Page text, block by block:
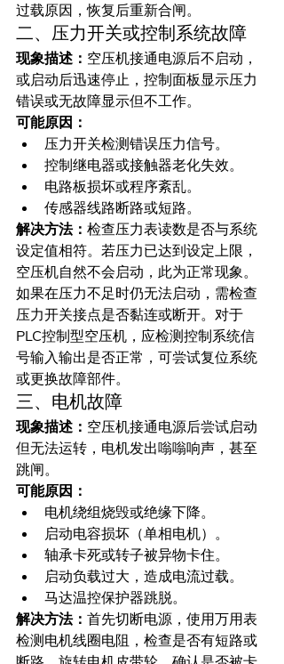
过载原因，恢复后重新合闸。
二、压力开关或控制系统故障
现象描述： 空压机接通电源后不启动，
或启动后迅速停止，控制面板显示压力
错误或无故障显示但不工作。
可能原因：
压力开关检测错误压力信号。
控制继电器或接触器老化失效。
电路板损坏或程序紊乱。
传感器线路断路或短路。
解决方法： 检查压力表读数是否与系统
设定值相符。若压力已达到设定上限，
空压机自然不会启动，此为正常现象。
如果在压力不足时仍无法启动，需检查
压力开关接点是否黏连或断开。对于
PLC控制型空压机，应检测控制系统信
号输入输出是否正常，可尝试复位系统
或更换故障部件。
三、电机故障
现象描述： 空压机接通电源后尝试启动
但无法运转，电机发出嗡嗡响声，甚至
跳闸。
可能原因：
电机绕组烧毁或绝缘下降。
启动电容损坏（单相电机）。
轴承卡死或转子被异物卡住。
启动负载过大，造成电流过载。
马达温控保护器跳脱。
解决方法： 首先切断电源，使用万用表
检测电机线圈电阻，检查是否有短路或